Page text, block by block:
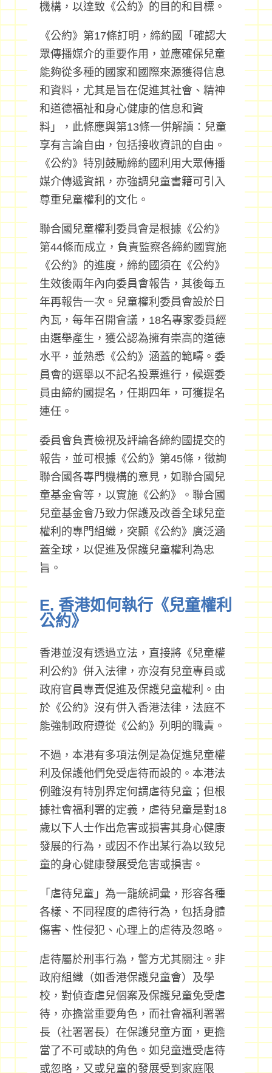
機構，以達致《公約》的目的和目標。
《公約》第17條訂明，締約國「確認大
眾傳播媒介的重要作用，並應確保兒童
能夠從多種的國家和國際來源獲得信息
和資料，尤其是旨在促進其社會、精神
和道德福祉和身心健康的信息和資
料」，此條應與第13條一併解讀：兒童
享有言論自由，包括接收資訊的自由。
《公約》特別鼓勵締約國利用大眾傳播
媒介傳遞資訊，亦強調兒童書籍可引入
尊重兒童權利的文化。
聯合國兒童權利委員會是根據《公約》
第44條而成立，負責監察各締約國實施
《公約》的進度，締約國須在《公約》
生效後兩年內向委員會報告，其後每五
年再報告一次。兒童權利委員會設於日
內瓦，每年召開會議，18名專家委員經
由選舉產生，獲公認為擁有崇高的道德
水平，並熟悉《公約》涵蓋的範疇。委
員會的選舉以不記名投票進行，候選委
員由締約國提名，任期四年，可獲提名
連任。
委員會負責檢視及評論各締約國提交的
報告，並可根據《公約》第45條，徵詢
聯合國各專門機構的意見，如聯合國兒
童基金會等，以實施《公約》。聯合國
兒童基金會乃致力保護及改善全球兒童
權利的專門組織，突顯《公約》廣泛涵
蓋全球，以促進及保護兒童權利為忠
旨。
E. 香港如何執行《兒童權利
公約》
香港並沒有透過立法，直接將《兒童權
利公約》併入法律，亦沒有兒童專員或
政府官員專責促進及保護兒童權利。由
於《公約》沒有併入香港法律，法庭不
能強制政府遵從《公約》列明的職責。
不過，本港有多項法例是為促進兒童權
利及保護他們免受虐待而設的。本港法
例雖沒有特別界定何謂虐待兒童；但根
據社會福利署的定義，虐待兒童是對18
歲以下人士作出危害或損害其身心健康
發展的行為，或因不作出某行為以致兒
童的身心健康發展受危害或損害。
「虐待兒童」為一籠統詞彙，形容各種
各樣、不同程度的虐待行為，包括身體
傷害、性侵犯、心理上的虐待及忽略。
虐待屬於刑事行為，警方尤其關注。非
政府組織（如香港保護兒童會）及學
校，對偵查虐兒個案及保護兒童免受虐
待，亦擔當重要角色，而社會福利署署
長（社署署長）在保護兒童方面，更擔
當了不可或缺的角色。如兒童遭受虐待
或忽略，又或兒童的發展受到家庭限